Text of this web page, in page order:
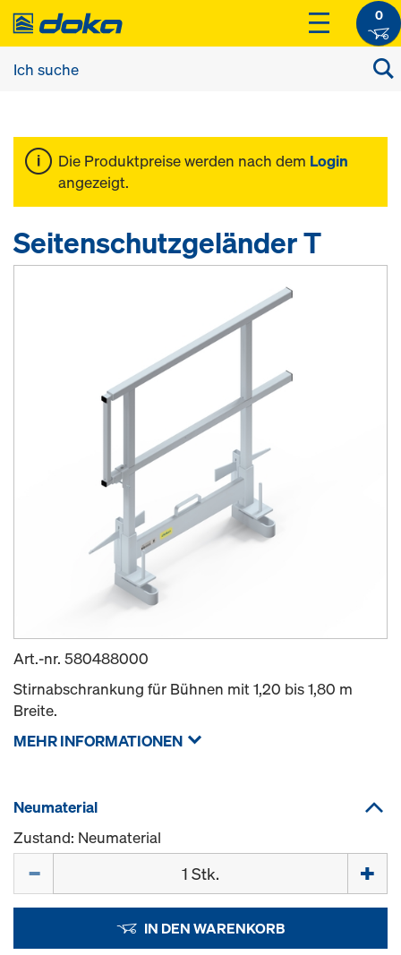
0
Die Produktpreise werden nach dem Login
angezeigt.
Seitenschutzgeländer T
Art.-nr. 580488000
Stirnabschrankung für Bühnen mit 1,20 bis 1,80 m
Breite.
MEHR INFORMATIONEN
Neumaterial
Zustand: Neumaterial
IN DEN WARENKORB